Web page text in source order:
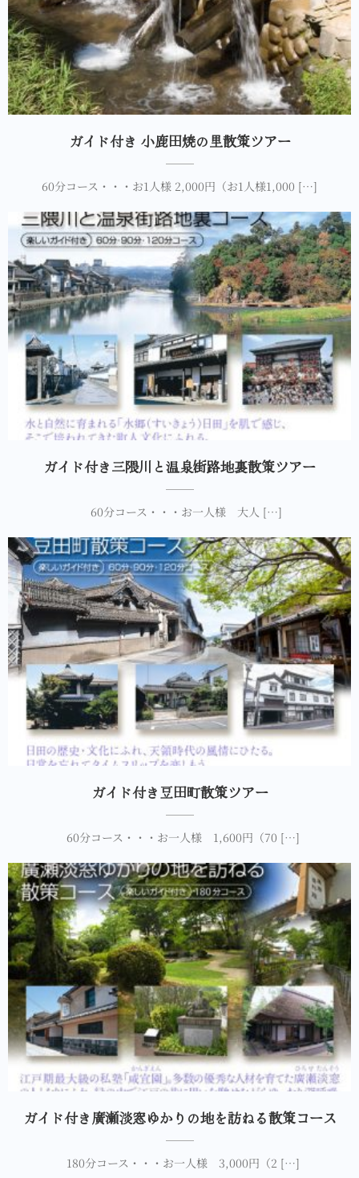
ガイド付き 小鹿田焼の里散策ツアー
60分コース・・・お1人様 2,000円（お1人様1,000 […]
ガイド付き三隈川と温泉街路地裏散策ツアー
60分コース・・・お一人様 大人 […]
ガイド付き豆田町散策ツアー
60分コース・・・お一人様 1,600円（70 […]
ガイド付き廣瀬淡窓ゆかりの地を訪ねる散策コース
180分コース・・・お一人様 3,000円（2 […]